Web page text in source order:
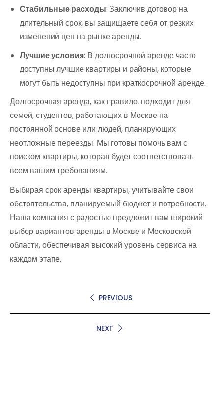
Стабильные расходы: Заключив договор на
длительный срок, вы защищаете себя от резких
изменений цен на рынке аренды.
Лучшие условия: В долгосрочной аренде часто
доступны лучшие квартиры и районы, которые
могут быть недоступны при краткосрочной аренде.
Долгосрочная аренда, как правило, подходит для
семей, студентов, работающих в Москве на
постоянной основе или людей, планирующих
неотложные переезды. Мы готовы помочь вам с
поиском квартиры, которая будет соответствовать
всем вашим требованиям.
Выбирая срок аренды квартиры, учитывайте свои
обстоятельства, планируемый бюджет и потребности.
Наша компания с радостью предложит вам широкий
выбор вариантов аренды в Москве и Московской
области, обеспечивая высокий уровень сервиса на
каждом этапе.
PREVIOUS
NEXT